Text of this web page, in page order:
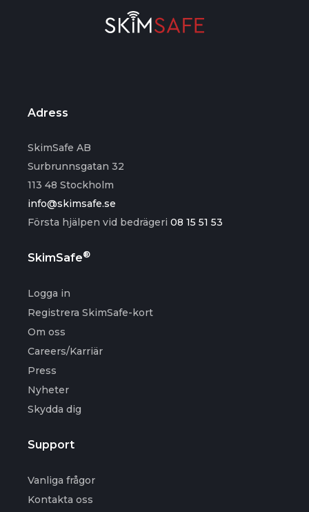
Adress
SkimSafe AB
Surbrunnsgatan 32
113 48 Stockholm
info@skimsafe.se
Första hjälpen vid bedrägeri 08 15 51 53
SkimSafe®
Logga in
Registrera SkimSafe-kort
Om oss
Careers/Karriär
Press
Nyheter
Skydda dig
Support
Vanliga frågor
Kontakta oss